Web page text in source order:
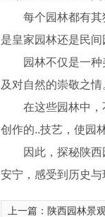
每个园林都有
是皇家园林还是民间
园林不仅是一
及对自然的崇敬之
在这些园林中
创作的..技艺，使园
因此，探秘陕
安宁，感受到历史
上一篇： 陕西园林景